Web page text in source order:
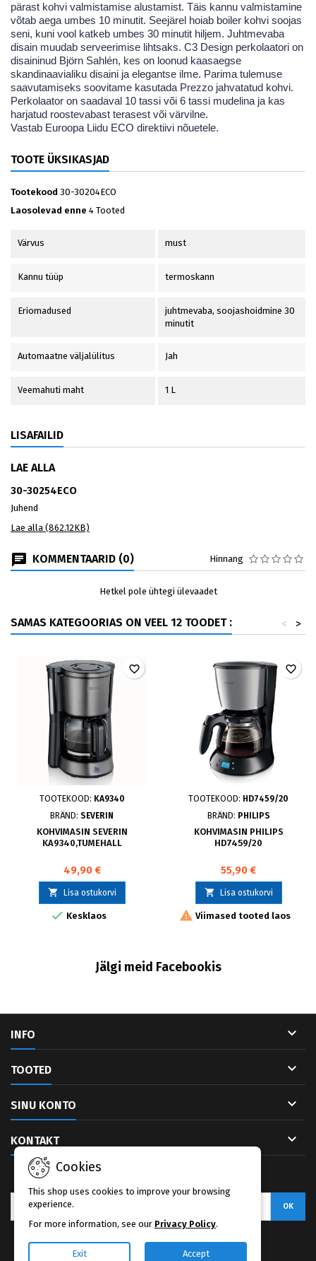
pärast kohvi valmistamise alustamist. Täis kannu valmistamine
võtab aega umbes 10 minutit. Seejärel hoiab boiler kohvi soojas
seni, kuni vool katkeb umbes 30 minutit hiljem. Juhtmevaba
disain muudab serveerimise lihtsaks. C3 Design perkolaatori on
disaininud Björn Sahlén, kes on loonud kaasaegse
skandinaavialiku disaini ja elegantse ilme. Parima tulemuse
saavutamiseks soovitame kasutada Prezzo jahvatatud kohvi.
Perkolaator on saadaval 10 tassi või 6 tassi mudelina ja kas
harjatud roostevabast terasest või värvilne.
Vastab Euroopa Liidu ECO direktiivi nõuetele.
TOOTE ÜKSIKASJAD
Tootekood 30-30204ECO
Laosolevad enne 4 Tooted
Värvus must
Kannu tüüp termoskann
Eriomadused
juhtmevaba, soojashoidmine 30
minutit
Automaatne väljalülitus Jah
Veemahuti maht 1 L
LISAFAILID
LAE ALLA
30-30254ECO
Juhend
Lae alla (862.12KB)
KOMMENTAARID (0) Hinnang
Hetkel pole ühtegi ülevaadet
SAMAS KATEGOORIAS ON VEEL 12 TOODET : >
<
TOOTEKOOD: KA9340
BRÄND: SEVERIN
KOHVIMASIN SEVERIN
KA9340,TUMEHALL
49,90 €
 Lisa ostukorvi
 Kesklaos
favorite_border
TOOTEKOOD: HD7459/20
BRÄND: PHILIPS
KOHVIMASIN PHILIPS
HD7459/20
55,90 €
 Lisa ostukorvi
 Viimased tooted laos
favorite_border
Jälgi meid Facebookis
INFO 
TOOTED 
SINU KONTO 
KONTAKT 
Cookies
This shop uses cookies to improve your browsing
experience.
For more information, see our Privacy Policy.
Exit Accept
Facebook